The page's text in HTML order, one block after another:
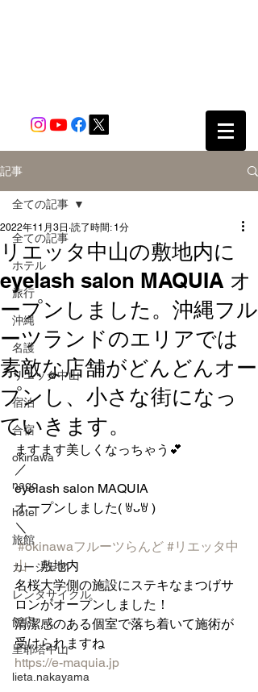
記事
全ての記事
ホテル
旅行
沖縄
名護
リエッタ中山
宿泊
合宿
okinawa
nago
hotel
旅館
カーシェア
レンタサイクル
飯店
里耶塔中山
lieta.nakayama
全ての記事
リエッタ中山の敷地内に
eyelash salon MAQUIA オ
ープンしました。沖縄フル
ーツランドのエリアでは
素敵な店舗がどんどんオー
プンし、小さな街になっ
ていきます。
2022年11月3日 読了時間: 1分
ますます美しくなっちゃう︎💕︎
／
eyelash salon MAQUIA
オープンしました( ꇐᴗꇐ )
＼
#okinawaフルーツらんど #リエッタ中
山 敷地内
名桜大学側の施設にステキなまつげサ
ロンがオープンしました！
清潔感のある個室で落ち着いて施術が
受けられますね
https://e-maquia.jp